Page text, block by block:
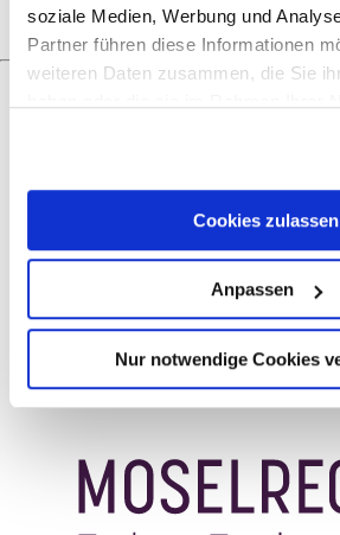
soziale Medien, Werbung und
Partner führen diese Informationen
weiteren Daten zusammen, die Sie
Cookies zulassen
Anpassen
Nur notwendige Cookies
Anreise planen